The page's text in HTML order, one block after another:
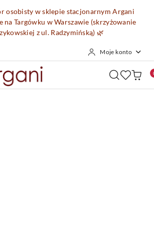
głównej
konto
głównego
produktu
osobisty w sklepie stacjonarnym Argani
Targówku w Warszawie (skrzyżowanie
z ul. Radzymińską) 🌿
Moje konto